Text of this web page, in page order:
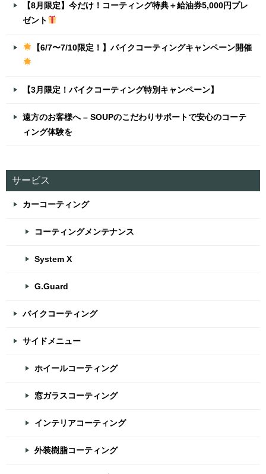
【8月限定】今だけ！コーティング特典＋給油券5,000円プレ
ゼント
【6/7〜7/10限定！】バイクコーティングキャンペーン開催
【3月限定！バイクコーティング特別キャンペーン】
遠方のお客様へ – SOUPのこだわりサポートで安心のコーテ
ィング体験を
サービス
カーコーティング
コーティングメンテナンス
System X
G.Guard
バイクコーティング
サイドメニュー
ホイールコーティング
窓ガラスコーティング
インテリアコーティング
外装樹脂コーティング